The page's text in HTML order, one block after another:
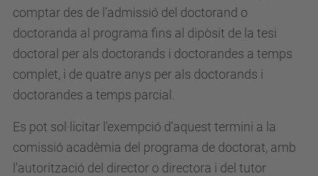
comptar des de l'admissió del doctorand o
doctoranda al programa fins al dipòsit de la tesi
doctoral per als doctorands i doctorandes a temps
complet, i de quatre anys per als doctorands i
doctorandes a temps parcial.
Es pot sol·licitar l'exempció d'aquest termini a la
comissió acadèmia del programa de doctorat, amb
l'autorització del director o directora i del tutor